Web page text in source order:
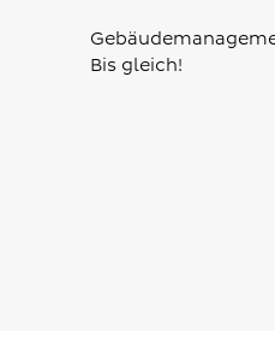
Bis gleich!